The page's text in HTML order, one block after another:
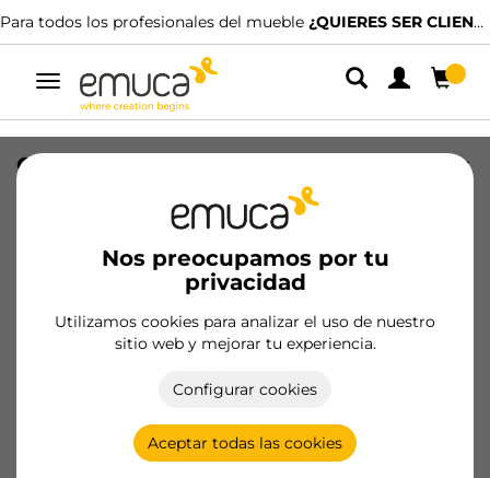
Para todos los profesionales del mueble ¿QUIERES SER CLIENTE?
Alternar
navegación
Nos preocupamos por tu
privacidad
Utilizamos cookies para analizar el uso de nuestro
sitio web y mejorar tu experiencia.
Configurar cookies
Aceptar todas las cookies
Carro superior para sistema de puertas
plegables Twofold, 10, Acero, Niquelado
Productos esenciales
Hazte cliente